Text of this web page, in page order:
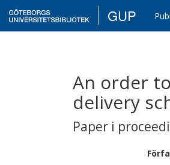
GUP
An order
delivery
Paper i